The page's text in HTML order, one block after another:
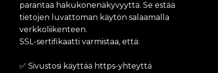
parantaa hakukonenäkyvyyttä. Se estää
tietojen luvattoman käytön salaamalla
verkkoliikenteen.
SSL-sertifikaatti varmistaa, että:
✅ Sivustosi käyttää https-yhteyttä